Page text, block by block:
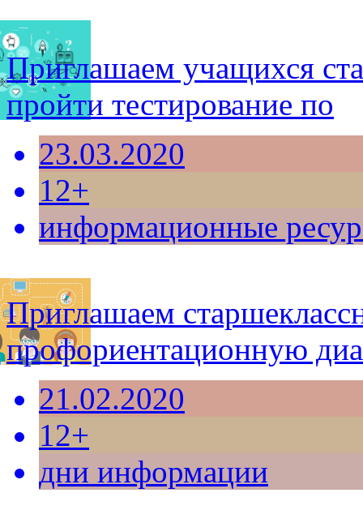
Приглашаем учащихся
пройти тестирование по
23.03.2020
12+
информационные
Приглашаем
профориентационную
21.02.2020
12+
дни информации